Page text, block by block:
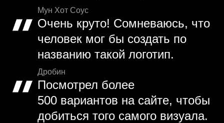
Мун Хот Соус
Очень круто! Сомневаюсь, что
человек мог бы создать по
названию такой логотип.
Дробин
Посмотрел более
500 вариантов на сайте, чтобы
добиться того самого визуала.